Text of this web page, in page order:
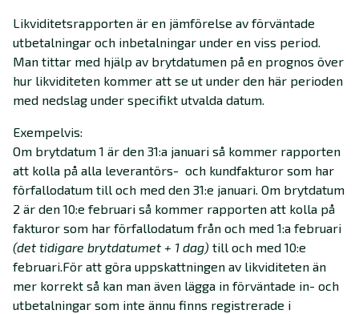
Likviditetsrapporten är en jämförelse av förväntade
utbetalningar och inbetalningar under en viss period.
Man tittar med hjälp av brytdatumen på en prognos över
hur likviditeten kommer att se ut under den här perioden
med nedslag under specifikt utvalda datum.
Exempelvis:
Om brytdatum 1 är den 31:a januari så kommer rapporten
att kolla på alla leverantörs- och kundfakturor som har
förfallodatum till och med den 31:e januari. Om brytdatum
2 är den 10:e februari så kommer rapporten att kolla på
fakturor som har förfallodatum från och med 1:a februari
(det tidigare brytdatumet + 1 dag) till och med 10:e
februari.För att göra uppskattningen av likviditeten än
mer korrekt så kan man även lägga in förväntade in- och
utbetalningar som inte ännu finns registrerade i